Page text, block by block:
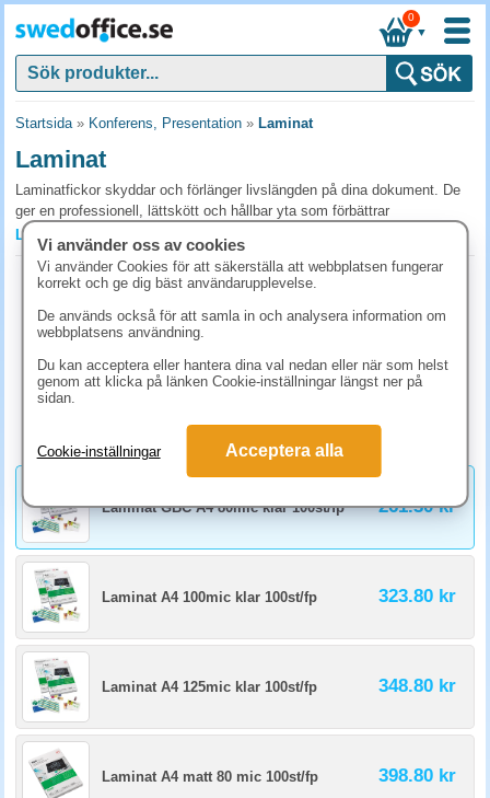
▼
0
Startsida» Konferens, Presentation » Laminat
Laminat
Laminatfickor skyddar och förlänger livslängden på dina dokument. De
ger en professionell, lättskött och hållbar yta som förbättrar
presentationen. Investera i rätt laminatfickor och laminator för snabb,
kostnadseffektiv och pålitlig skyddslaminering.
Vanliga frågor och svar om laminat
Vilken tjocklek på laminatfickan ska jag välja?
80 micron är standard för dagliga dokument, flexibel och tunn. 125
micron ger styvare och mer hållbar finish, passar för menyer,
namnbrickor och skyltar. 175-250 micron används för material som ska
Glättade eller matta laminatfickor?
Glättade ger skarpare bilder och starkare färger och är bra för foton och
presentationer. Matta minskar reflexer och passar för text och är därför
bra för menyer och informationsmaterial som ska läsas i stark
belysning.
Läs mer »
Laminat GBC A4 80mic klar 100st/fp
261.30 kr (inkl. moms)
Laminat GBC A4 80mic klar 100st/fp 261.30 kr
Laminat A4 100mic klar 100st/fp 323.80 kr
Laminat A4 125mic klar 100st/fp 348.80 kr
Laminat A4 matt 80 mic 100st/fp 398.80 kr
Vi använder oss av cookies
Vi använder Cookies för att säkerställa att webbplatsen fungerar
korrekt och ge dig bäst användarupplevelse.
De används också för att samla in och analysera information om
webbplatsens användning.
Du kan acceptera eller hantera dina val nedan eller när som helst
genom att klicka på länken Cookie-inställningar längst ner på
sidan.
Cookie-inställningar Acceptera alla